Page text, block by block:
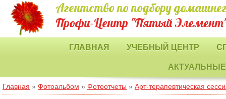
Агентство по подбору
Профи-Центр "Пятый
ГЛАВНАЯ УЧЕБНЫЙ ЦЕНТР
Главная » Фотоальбом » Фотоотчеты » Арт-терапевтическая